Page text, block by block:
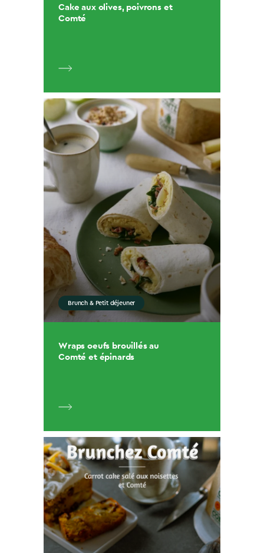
Cake aux olives, poivrons et
Comté
Brunch & Petit déjeuner
Wraps oeufs brouillés au
Comté et épinards